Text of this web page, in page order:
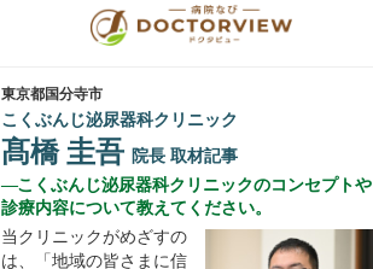
東京都国分寺市
こくぶんじ泌尿器科クリニック
髙橋 圭吾 院長 取材記事
こくぶんじ泌尿器科クリニックのコンセプトや
診療内容について教えてください。
当クリニックがめざすの
は、「地域の皆さまに信